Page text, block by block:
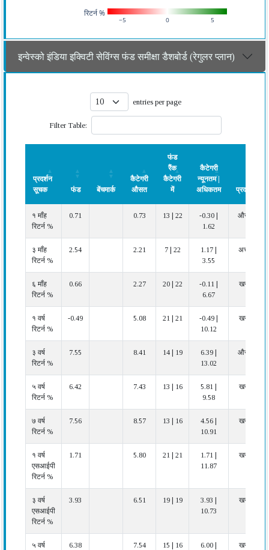
−5 0 5
रिटर्न %
इन्वेस्को इंडिया इक्विटी सेविंग्स फंड समीक्षा डैशबोर्ड (रेगुलर प्लान)
entries per page
Filter Table:
प्रदर्शन
सूचक
फंड बेंचमार्क
कैटेगरी
औसत
फंड
रैंक
कैटेगरी
में
कैटेगरी
न्यूनतम |
अधिकतम
प्रदर्शन
सूचक
औसत
रैंक
न्यूनतम |
अधिकतम
१ माँह
रिटर्न %
0.71 0.73 13 | 22
-0.30 |
1.62
औसत
३ माँह
रिटर्न %
2.54 2.21 7 | 22
1.17 |
3.55
अच्छा
६ माँह
रिटर्न %
0.66 2.27 20 | 22
-0.11 |
6.67
खराब
१ वर्ष
रिटर्न %
-0.49 5.08 21 | 21
-0.49 |
10.12
खराब
३ वर्ष
रिटर्न %
7.55 8.41 14 | 19
6.39 |
13.02
औसत
५ वर्ष
रिटर्न %
6.42 7.43 13 | 16
5.81 |
9.58
खराब
७ वर्ष
रिटर्न %
7.56 8.57 13 | 16
4.56 |
10.91
खराब
१ वर्ष
एसआईपी
रिटर्न %
1.71 5.80 21 | 21
1.71 |
11.87
खराब
३ वर्ष
एसआईपी
रिटर्न %
3.93 6.51 19 | 19
3.93 |
10.73
खराब
५ वर्ष
6.38 7.54 15 | 16
6.00 |
खराब